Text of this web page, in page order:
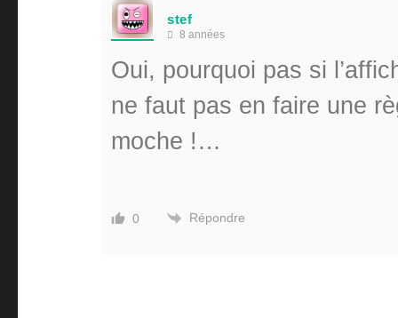
stef
8 années
Oui, pourquoi pas si
ne faut pas en faire une
moche !…
0 Répondre